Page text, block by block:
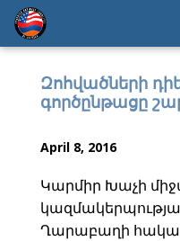
Զոհվածների
գործընթացը
April 8, 2016
Կարմիր Խաչի
Ղարաբաղի